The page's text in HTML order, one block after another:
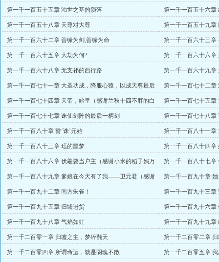
第一千一百五十五章 浊世之基的陨落 第一千一百五十六章
第一千一百五十八章 天尊对大尊 第一千一百五十九章
第一千一百六十二章 善缘为剑,善缘为命 第一千一百六十三章
第一千一百六十五章 大劫为何? 第一千一百六十六章
第一千一百六十八章 无支祁的西行路 第一千一百六十九章
第一千一百七十一章 大圣功成，降服心猿，以成天尊最后
的一环
第一千一百七十二章
第一千一百七十四章 天帝，始皇（感谢兰秋十四不胖的白
银盟）
第一千一百七十五章
第一千一百七十七章 诛仙剑阵的最后一柄剑 第一千一百七十八章
第一千一百八十章 誓‘诛’元始 第一千一百八十一章
第一千一百八十三章 珏的噩梦 第一千一百八十四章
第一千一百八十六章 伏羲要当户主（感谢小米的稻子妈万
赏）
第一千一百八十七章
第一千一百八十九章 爹娘在今天有了我——卫元君（感谢
逍遥风流万赏）
第一千一百九十章
万赏）
第一千一百九十二章 南方朱雀！ 第一千一百九十三
第一千一百九十五章 归墟进货 第一千一百九十六章
第一千一百九十八章 气焰如虹 第一千一百九十九章
第一千二百零一章 归墟之主，梦碎翻天 第一千二百零二章
第一千二百零四章 所谓命运，就是阴魂不散 第一千二百零五章